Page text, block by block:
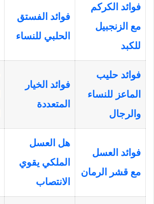
فوائد الكركم
مع الزنجبيل
للكبد
فوائد الفستق
الحلبي للنساء
فوائد حليب
الماعز للنساء
والرجال
فوائد الخيار
المتعددة
فوائد العسل
مع قشر الرمان
هل العسل
الملكي يقوي
الانتصاب